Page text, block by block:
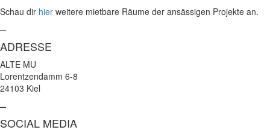
Schau dir hier weitere mietbare Räume der ansässigen Projekte an.
–
ADRESSE
ALTE MU
Lorentzendamm 6-8
24103 Kiel
–
SOCIAL MEDIA